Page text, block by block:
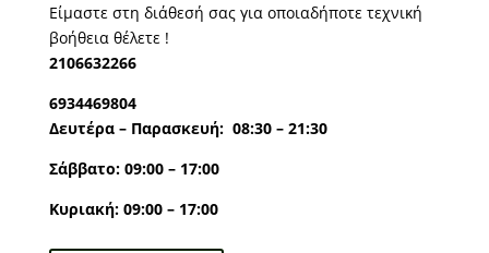
Είμαστε στη διάθεσή σας για οποιαδήποτε τεχνική
βοήθεια θέλετε !
2106632266
6934469804
Δευτέρα – Παρασκευή: 08:30 – 21:30
Σάββατο: 09:00 – 17:00
Κυριακή: 09:00 – 17:00